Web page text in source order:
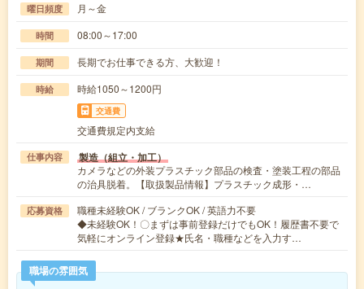
曜日頻度 月～金
時間 08:00～17:00
期間 長期でお仕事できる方、大歓迎！
時給 時給1050～1200円
交通費
交通費規定内支給
仕事内容 製造（組立・加工）
カメラなどの外装プラスチック部品の検査・塗装工程の部品
の治具脱着。【取扱製品情報】プラスチック成形・…
応募資格
職種未経験OK / ブランクOK / 英語力不要
◆未経験OK！〇まずは事前登録だけでもOK！履歴書不要で
気軽にオンライン登録★氏名・職種などを入力す…
職場の雰囲気